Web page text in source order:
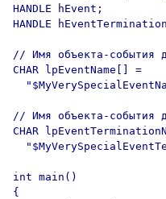
HANDLE hEvent;
HANDLE
// Имя объекта-события
CHAR lpEventName[] =
// Имя объекта-события
CHAR
int main()
{